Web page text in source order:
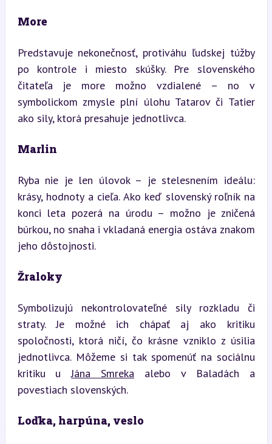
More
Predstavuje nekonečnosť, protiváhu ľudskej túžby
po kontrole i miesto skúšky. Pre slovenského
čitateľa je more možno vzdialené – no v
symbolickom zmysle plní úlohu Tatarov či Tatier
ako sily, ktorá presahuje jednotlivca.
Marlin
Ryba nie je len úlovok – je stelesnením ideálu:
krásy, hodnoty a cieľa. Ako keď slovenský roľník na
konci leta pozerá na úrodu – možno je zničená
búrkou, no snaha i vkladaná energia ostáva znakom
jeho dôstojnosti.
Žraloky
Symbolizujú nekontrolovateľné sily rozkladu či
straty. Je možné ich chápať aj ako kritiku
spoločnosti, ktorá ničí, čo krásne vzniklo z úsilia
jednotlivca. Môžeme si tak spomenúť na sociálnu
kritiku u Jána Smreka alebo v Baladách a
povestiach slovenských.
Loďka, harpúna, veslo